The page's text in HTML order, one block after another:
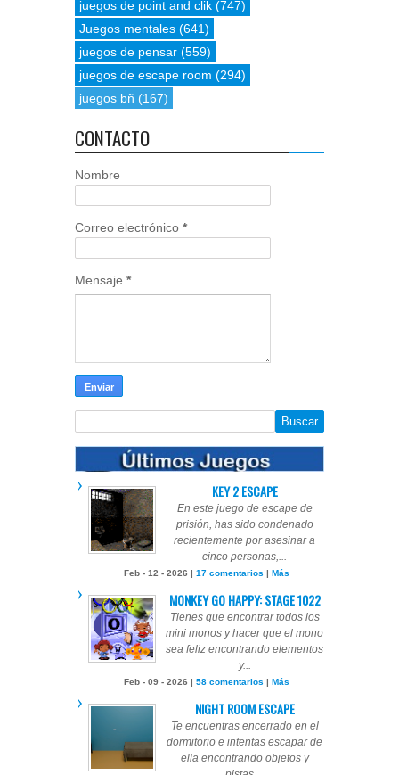
juegos de point and clik (747)
Juegos mentales (641)
juegos de pensar (559)
juegos de escape room (294)
juegos bñ (167)
CONTACTO
Nombre
Correo electrónico *
Mensaje *
KEY 2 ESCAPE
En este juego de escape de
prisión, has sido condenado
recientemente por asesinar a
cinco personas,...
Feb - 12 - 2026 | 17 comentarios | Más
MONKEY GO HAPPY: STAGE 1022
Tienes que encontrar todos los
mini monos y hacer que el mono
sea feliz encontrando elementos
y...
Feb - 09 - 2026 | 58 comentarios | Más
NIGHT ROOM ESCAPE
Te encuentras encerrado en el
dormitorio e intentas escapar de
ella encontrando objetos y